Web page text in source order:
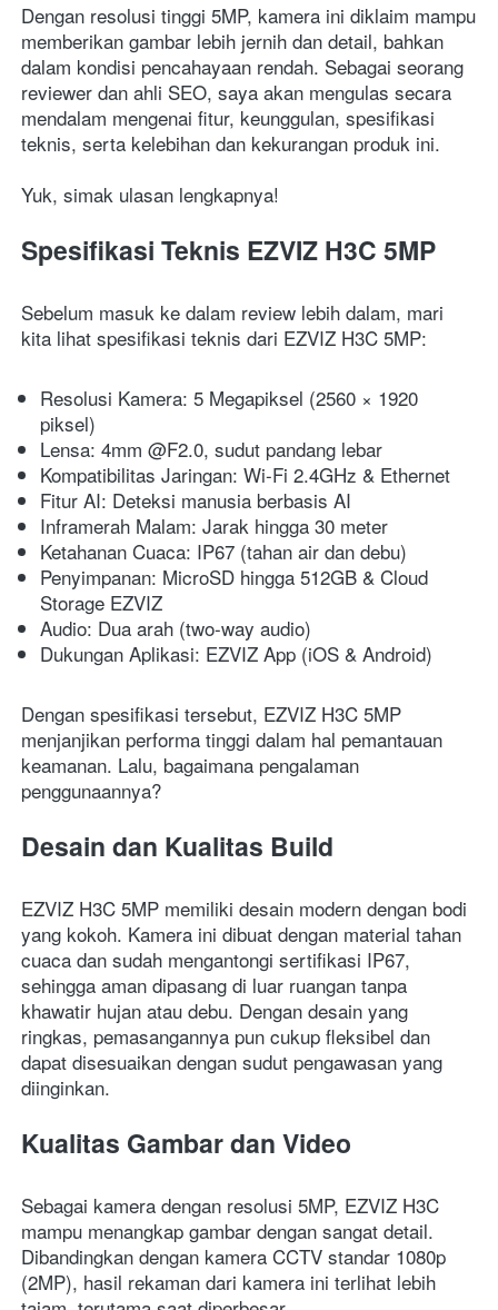
Dengan resolusi tinggi 5MP, kamera ini diklaim mampu
memberikan gambar lebih jernih dan detail, bahkan
dalam kondisi pencahayaan rendah. Sebagai seorang
reviewer dan ahli SEO, saya akan mengulas secara
mendalam mengenai fitur, keunggulan, spesifikasi
teknis, serta kelebihan dan kekurangan produk ini.
Yuk, simak ulasan lengkapnya!
Spesifikasi Teknis EZVIZ H3C 5MP
Sebelum masuk ke dalam review lebih dalam, mari
kita lihat spesifikasi teknis dari EZVIZ H3C 5MP:
Resolusi Kamera: 5 Megapiksel (2560 × 1920
piksel)
Lensa: 4mm @F2.0, sudut pandang lebar
Kompatibilitas Jaringan: Wi-Fi 2.4GHz & Ethernet
Fitur AI: Deteksi manusia berbasis AI
Inframerah Malam: Jarak hingga 30 meter
Ketahanan Cuaca: IP67 (tahan air dan debu)
Penyimpanan: MicroSD hingga 512GB & Cloud
Storage EZVIZ
Audio: Dua arah (two-way audio)
Dukungan Aplikasi: EZVIZ App (iOS & Android)
Dengan spesifikasi tersebut, EZVIZ H3C 5MP
menjanjikan performa tinggi dalam hal pemantauan
keamanan. Lalu, bagaimana pengalaman
penggunaannya?
Desain dan Kualitas Build
EZVIZ H3C 5MP memiliki desain modern dengan bodi
yang kokoh. Kamera ini dibuat dengan material tahan
cuaca dan sudah mengantongi sertifikasi IP67,
sehingga aman dipasang di luar ruangan tanpa
khawatir hujan atau debu. Dengan desain yang
ringkas, pemasangannya pun cukup fleksibel dan
dapat disesuaikan dengan sudut pengawasan yang
diinginkan.
Kualitas Gambar dan Video
Sebagai kamera dengan resolusi 5MP, EZVIZ H3C
mampu menangkap gambar dengan sangat detail.
Dibandingkan dengan kamera CCTV standar 1080p
(2MP), hasil rekaman dari kamera ini terlihat lebih